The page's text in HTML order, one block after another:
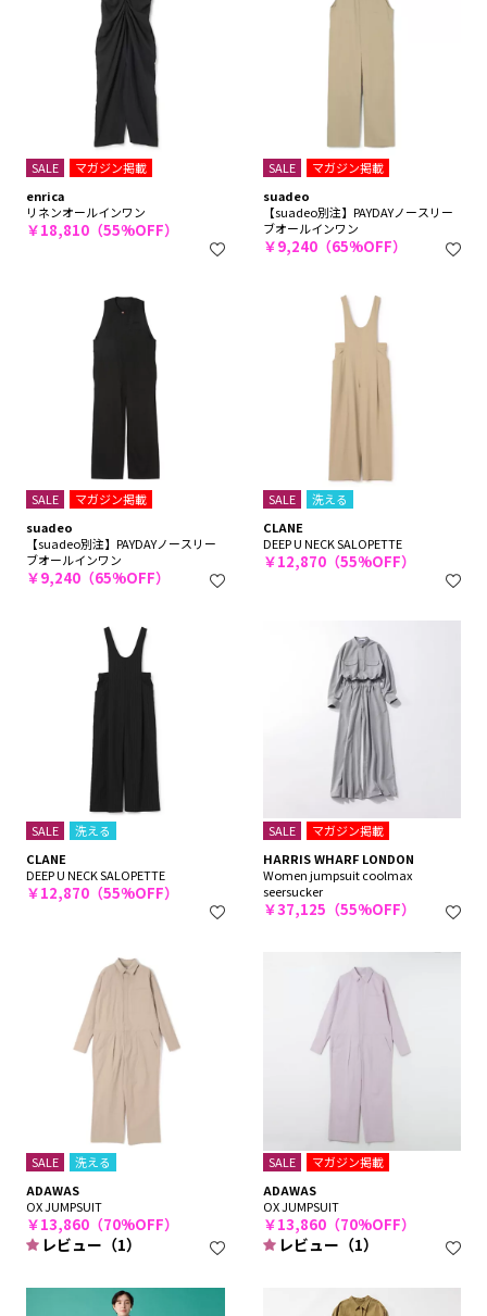
SALE
マガジン掲載
enrica
リネンオールインワン
￥18,810（55%OFF）
SALE
マガジン掲載
suadeo
【suadeo別注】PAYDAYノースリー
ブオールインワン
￥9,240（65%OFF）
SALE
マガジン掲載
suadeo
【suadeo別注】PAYDAYノースリー
ブオールインワン
￥9,240（65%OFF）
SALE
洗える
CLANE
DEEP U NECK SALOPETTE
￥12,870（55%OFF）
SALE
洗える
CLANE
DEEP U NECK SALOPETTE
￥12,870（55%OFF）
SALE
マガジン掲載
HARRIS WHARF LONDON
Women jumpsuit coolmax
seersucker
￥37,125（55%OFF）
SALE
洗える
ADAWAS
OX JUMPSUIT
￥13,860（70%OFF）
レビュー（1）
SALE
マガジン掲載
ADAWAS
OX JUMPSUIT
￥13,860（70%OFF）
レビュー（1）